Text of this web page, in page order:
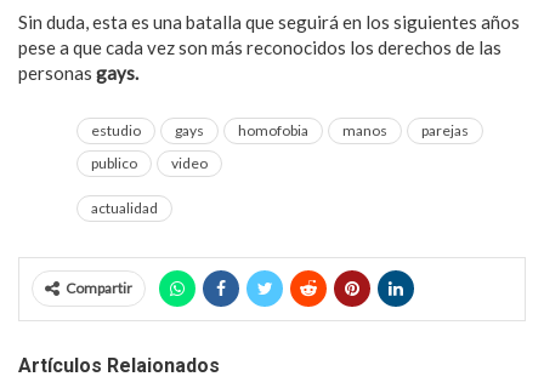
Sin duda, esta es una batalla que seguirá en los siguientes años
pese a que cada vez son más reconocidos los derechos de las
personas gays.
estudio gays homofobia manos
parejas
publico
video
actualidad
Compartir
Artículos Relaionados